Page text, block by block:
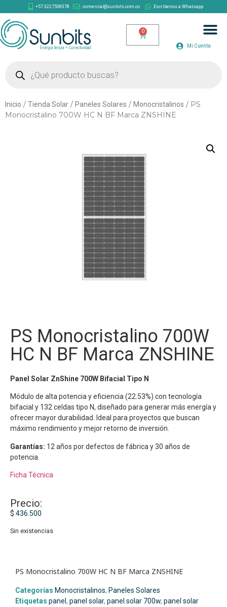
+57 3227538378 comercial@sunbits.com.co Escríbenos a Whatsapp
Mi Cuenta
Inicio / Tienda Solar / Paneles Solares / Monocristalinos / PS
Monocristalino 700W HC N BF Marca ZNSHINE
PS Monocristalino 700W
HC N BF Marca ZNSHINE
Panel Solar ZnShine 700W Bifacial Tipo N
Módulo de alta potencia y eficiencia (22.53%) con tecnología
bifacial y 132 celdas tipo N, diseñado para generar más energía y
ofrecer mayor durabilidad. Ideal para proyectos que buscan
máximo rendimiento y mejor retorno de inversión.
Garantías: 12 años por defectos de fábrica y 30 años de
potencia.
Ficha Técnica
Precio:
$ 436.500
Sin existencias
PS Monocristalino 700W HC N BF Marca ZNSHINE
Categorías Monocristalinos, Paneles Solares
Etiquetas panel , panel solar, panel solar 700w, panel solar